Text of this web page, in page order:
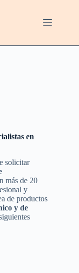
en
solicitar
más de 20
y
de productos
y de